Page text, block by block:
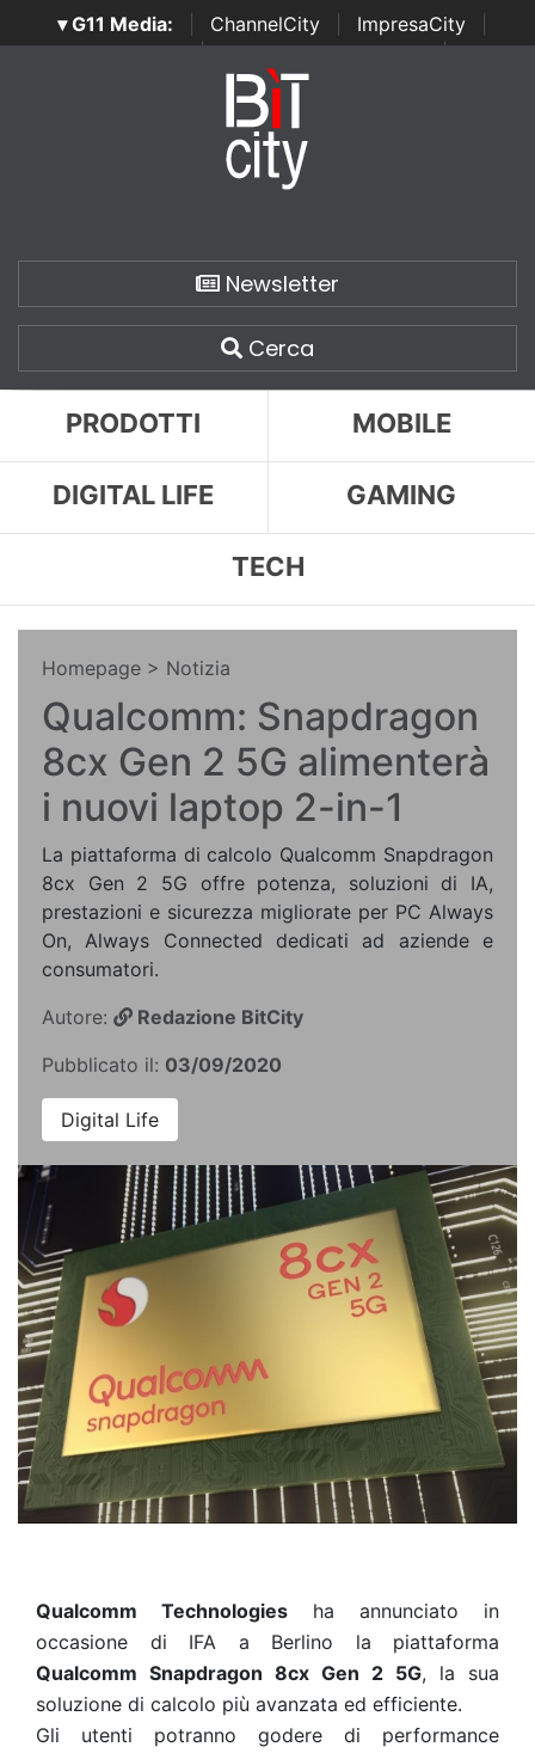
▾ G11 Media: ChannelCity ImpresaCity
SecurityOpenLab | Italian Channel Awards | Italian
Italian Security Awards
Newsletter
Cerca
PRODOTTI MOBILE
DIGITAL LIFE GAMING
TECH
Homepage > Notizia
Qualcomm: Snapdragon
8cx Gen 2 5G alimenterà
i nuovi laptop 2-in-1
La piattaforma di calcolo Qualcomm Snapdragon
8cx Gen 2 5G offre potenza, soluzioni di IA,
prestazioni e sicurezza migliorate per PC Always
On, Always Connected dedicati ad aziende e
consumatori.
Autore:
Redazione BitCity
Pubblicato il: 03/09/2020
Digital Life
Qualcomm Technologies ha annunciato in
occasione di IFA a Berlino la piattaforma
Qualcomm Snapdragon 8cx Gen 2 5G, la sua
soluzione di calcolo più avanzata ed efficiente.
Gli utenti potranno godere di performance